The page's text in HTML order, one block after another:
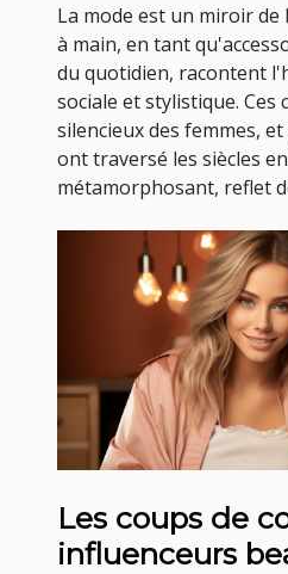
La mode est un miroir de
à main, en tant
du quotidien, racontent
sociale et stylistique. Ces
silencieux des femmes,
ont traversé les siècles
métamorphosant, reflet
Les coups de
influenceurs